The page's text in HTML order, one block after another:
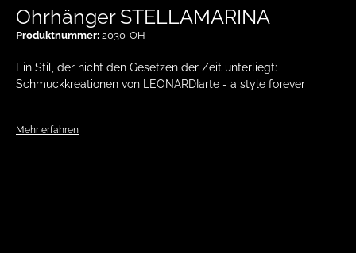
Ein Stil, der nicht den Gesetzen der Zeit unterliegt:
Schmuckkreationen von LEONARDIarte - a style forever
Mehr erfahren
Ohrhänger STELLAMARINA
Produktnummer: 2030-OH